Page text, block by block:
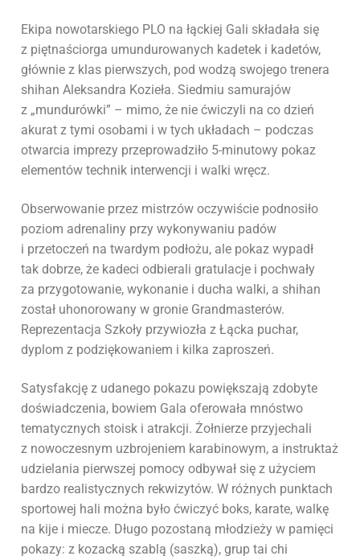
Ekipa nowotarskiego PLO na łąckiej Gali składała się
z piętnaściorga umundurowanych kadetek i kadetów,
głównie z klas pierwszych, pod wodzą swojego trenera
shihan Aleksandra Kozieła. Siedmiu samurajów
z „mundurówki” – mimo, że nie ćwiczyli na co dzień
akurat z tymi osobami i w tych układach – podczas
otwarcia imprezy przeprowadziło 5-minutowy pokaz
elementów technik interwencji i walki wręcz.
Obserwowanie przez mistrzów oczywiście podnosiło
poziom adrenaliny przy wykonywaniu padów
i przetoczeń na twardym podłożu, ale pokaz wypadł
tak dobrze, że kadeci odbierali gratulacje i pochwały
za przygotowanie, wykonanie i ducha walki, a shihan
został uhonorowany w gronie Grandmasterów.
Reprezentacja Szkoły przywiozła z Łącka puchar,
dyplom z podziękowaniem i kilka zaproszeń.
Satysfakcję z udanego pokazu powiększają zdobyte
doświadczenia, bowiem Gala oferowała mnóstwo
tematycznych stoisk i atrakcji. Żołnierze przyjechali
z nowoczesnym uzbrojeniem karabinowym, a instruktaż
udzielania pierwszej pomocy odbywał się z użyciem
bardzo realistycznych rekwizytów. W różnych punktach
sportowej hali można było ćwiczyć boks, karate, walkę
na kije i miecze. Długo pozostaną młodzieży w pamięci
pokazy: z kozacką szablą (saszką), grup tai chi